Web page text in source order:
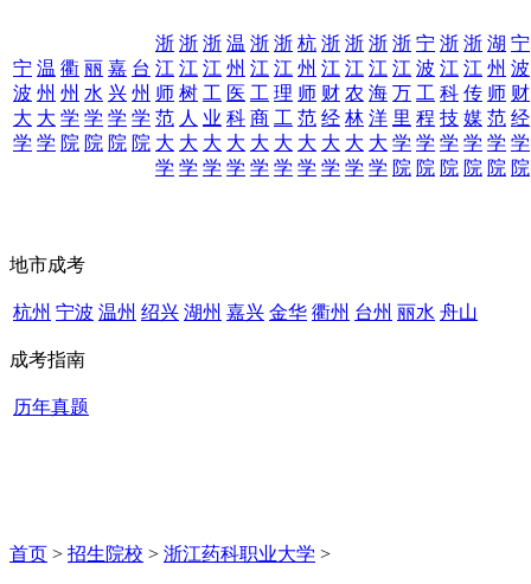
宁
波
大
学
温
州
大
学
衢
州
学
院
丽
水
学
院
嘉
兴
学
院
台
州
学
院
浙
江
师
范
大
学
浙
江
树
人
大
学
浙
江
工
业
大
学
温
州
医
科
大
学
浙
江
工
商
大
学
浙
江
理
工
大
学
杭
州
师
范
大
学
浙
江
财
经
大
学
浙
江
农
林
大
学
浙
江
海
洋
大
学
浙
江
万
里
学
院
宁
波
工
程
学
院
浙
江
科
技
学
院
浙
江
传
媒
学
院
湖
州
师
范
学
院
宁
波
财
经
学
院
地市成考
杭州 宁波 温州 绍兴 湖州 嘉兴 金华 衢州 台州 丽水 舟山
成考指南
历年真题
首页 > 招生院校 > 浙江药科职业大学 >